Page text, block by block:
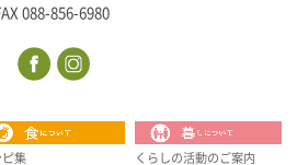
088-856-6980
ピ集
くらしの活動のご案内